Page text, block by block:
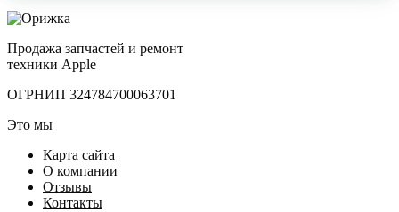
Продажа запчастей и ремонт
техники Apple
ОГРНИП 324784700063701
Это мы
Карта сайта
О компании
Отзывы
Контакты